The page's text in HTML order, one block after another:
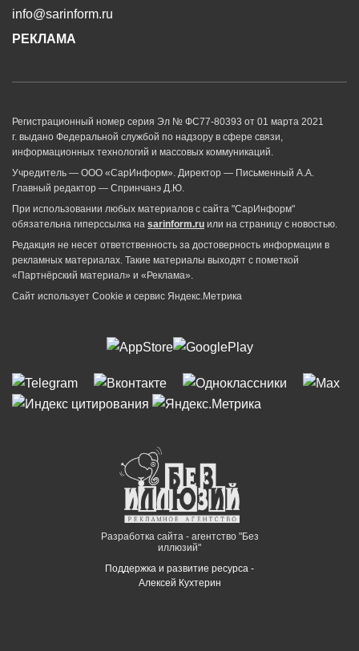
info@sarinform.ru
РЕКЛАМА
Регистрационный номер серия Эл № ФС77-80393 от 01 марта 2021
г. выдано Федеральной службой по надзору в сфере связи,
информационных технологий и массовых коммуникаций.
Учредитель — ООО «СарИнформ». Директор — Письменный А.А.
Главный редактор — Спринчанэ Д.Ю.
При использовании любых материалов с сайта "СарИнформ"
обязательна гиперссылка на sarinform.ru или на страницу с новостью.
Редакция не несет ответственность за достоверность информации в
рекламных материалах. Такие материалы выходят с пометкой
«Партнёрский материал» и «Реклама».
Сайт использует Cookie и сервиc Яндекс.Метрика
Разработка сайта - агентство "Без
иллюзий"
Поддержка и развитие ресурса -
Алексей Кухтерин